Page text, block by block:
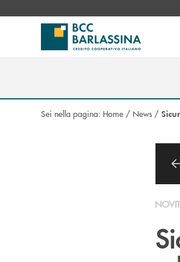
Sei nella pagina: Home / News /